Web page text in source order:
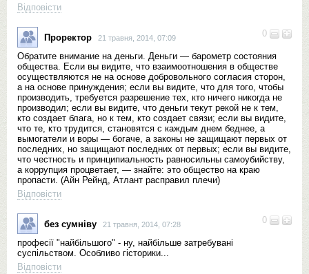
Відповісти
0
Проректор 21 травня, 2014, 07:09
Обратите внимание на деньги. Деньги — барометр состояния
общества. Если вы видите, что взаимоотношения в обществе
осуществляются не на основе добровольного согласия сторон,
а на основе принуждения; если вы видите, что для того, чтобы
производить, требуется разрешение тех, кто ничего никогда не
производил; если вы видите, что деньги текут рекой не к тем,
кто создает блага, но к тем, кто создает связи; если вы видите,
что те, кто трудится, становятся с каждым днем беднее, а
вымогатели и воры — богаче, а законы не защищают первых от
последних, но защищают последних от первых; если вы видите,
что честность и принципиальность равносильны самоубийству,
а коррупция процветает, — знайте: это общество на краю
пропасти. (Айн Рейнд, Атлант расправил плечи)
Відповісти
0
без сумніву 21 травня, 2014, 07:28
професії "найбільшого" - ну, найбільше затребувані
суспільством. Особливо гісторики...
Відповісти